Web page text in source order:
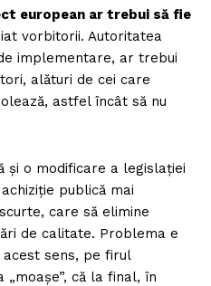
european ar trebui să fie
vorbitorii. Autoritatea
implementare, ar trebui
alături de cei care
astfel încât să nu
și o modificare a legislației
publică mai
care să elimine
de calitate. Problema e
sens, pe firul
că la final, în